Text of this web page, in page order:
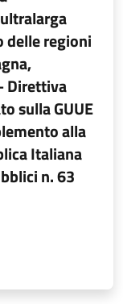
delle regioni
Direttiva
sulla GUUE
alla
Italiana
n. 63